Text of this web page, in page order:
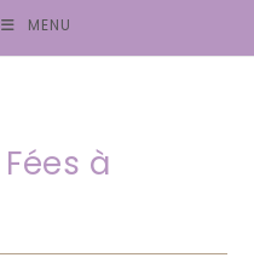
MENU
à